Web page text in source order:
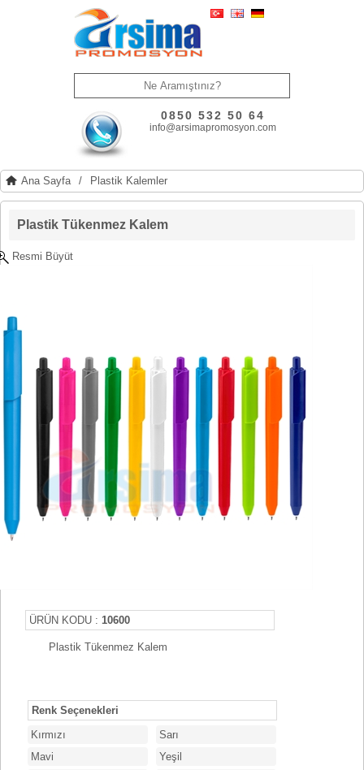
0850 532 50 64
info@arsimapromosyon.com
Ana Sayfa / Plastik Kalemler
Plastik Tükenmez Kalem
Resmi Büyüt
ÜRÜN KODU : 10600
Plastik Tükenmez Kalem
Renk Seçenekleri
Kırmızı
Sarı
Mavi
Yeşil